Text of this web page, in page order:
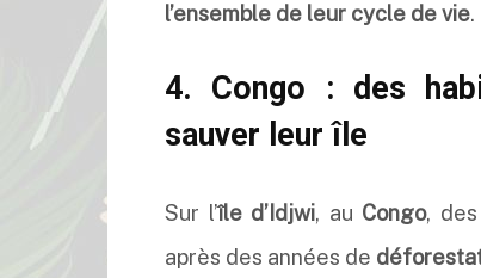
l’ensemble de leur cycle de vie.
4. Congo : des
sauver leur île
Sur l’île d’Idjwi, au Congo,
après des années de